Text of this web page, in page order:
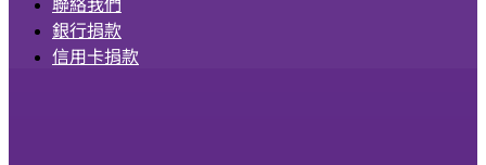
銀行捐款
信用卡捐款